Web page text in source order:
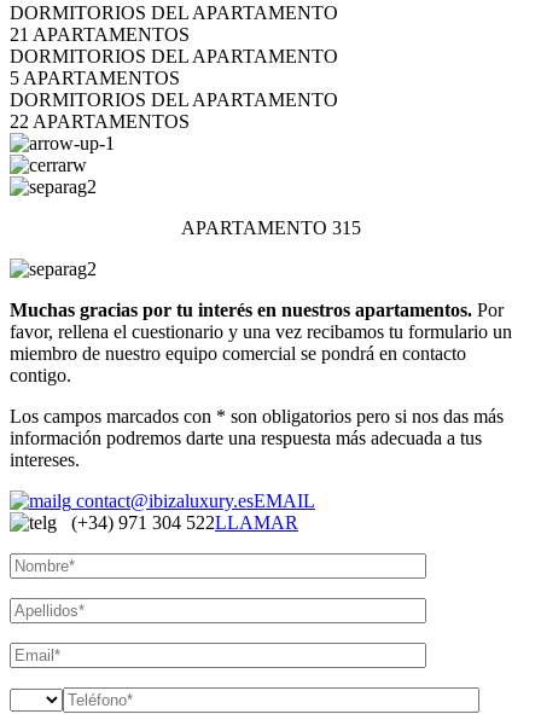
DORMITORIOS DEL APARTAMENTO
21 APARTAMENTOS
DORMITORIOS DEL APARTAMENTO
5 APARTAMENTOS
DORMITORIOS DEL APARTAMENTO
22 APARTAMENTOS
APARTAMENTO 315
Muchas gracias por tu interés en nuestros apartamentos. Por
favor, rellena el cuestionario y una vez recibamos tu formulario un
miembro de nuestro equipo comercial se pondrá en contacto
contigo.
Los campos marcados con * son obligatorios pero si nos das más
información podremos darte una respuesta más adecuada a tus
intereses.
contact@ibizaluxury.esEMAIL
(+34) 971 304 522LLAMAR